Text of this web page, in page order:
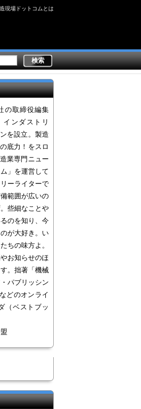
現場ドットコムとは
の取締役編集
インダストリ
を設立。製造
底力！をスロ
業専門ニュー
」を運営して
ーライターで
範囲が広いの
些細なことや
のを知り、今
が大好き。い
ちの味方よ。
お知らせのほ
。拙著「機械
パブリッシン
どのオンライ
（ベストブッ